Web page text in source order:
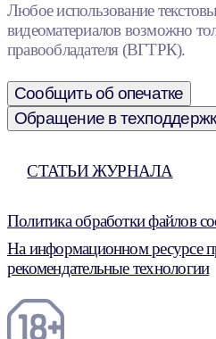
Любое использование
видеоматериалов возможно
правообладателя (ВГТРК).
Сообщить об опечатке
Обращение в
СТАТЬИ ЖУРНАЛА
Политика обработки файлов
На информационном ресурсе
рекомендательные технологии